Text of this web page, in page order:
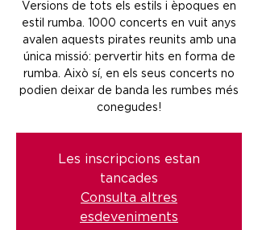
Versions de tots els estils i èpoques en
estil rumba. 1000 concerts en vuit anys
avalen aquests pirates reunits amb una
única missió: pervertir hits en forma de
rumba. Això sí, en els seus concerts no
podien deixar de banda les rumbes més
conegudes!
Les inscripcions estan
tancades
Consulta altres
esdeveniments